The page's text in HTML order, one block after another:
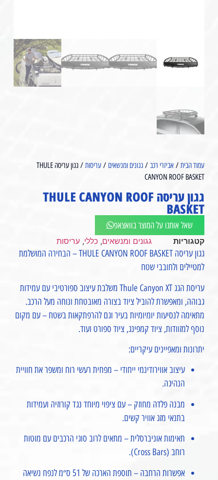
עמוד הבית/ אביזרי רכב/ גגונים ומנשאים / עריסות
/ גגון עריסה THULE
CANYON ROOF BASKET
גגון עריסה THULE CANYON ROOF
BASKET
שאל אותנו על המוצר בוואצאפ
קטגוריות גגונים ומנשאים, כללי, עריסות
גגון עריסה THULE CANYON ROOF BASKET – הבחירה המושלמת
למטיילים ולחובבי שטח
עריסת הגג Thule Canyon XT משלבת עיצוב ספורטיבי עם עמידות
גבוהה, ומאפשרת להוביל ציוד בצורה מאובטחת ונוחה מעל הרכב.
מתאימה לנסיעות יומיומיות בעיר וגם להרפתקאות בשטח – עם מקום
נוסף למזוודות, ציוד קמפינג, ציוד ספורט ועוד.
יתרונות ומאפיינים עיקריים:
עיצוב אווירודינמי ייחודי – מפחית רעשי רוח ומשפר את חוויית
הנהיגה.
מבנה פלדה מחוזק – עם ציפוי מיוחד נגד קורוזיה ועמידות
בתנאי מזג אוויר קשים.
תאימות אוניברסלית – מתאים לרוב סוגי הרכבים עם מוטות
רוחב (Cross Bars).
אפשרות הרחבה – תוספת הארכה של 51 ס״מ לנפח נשיאה